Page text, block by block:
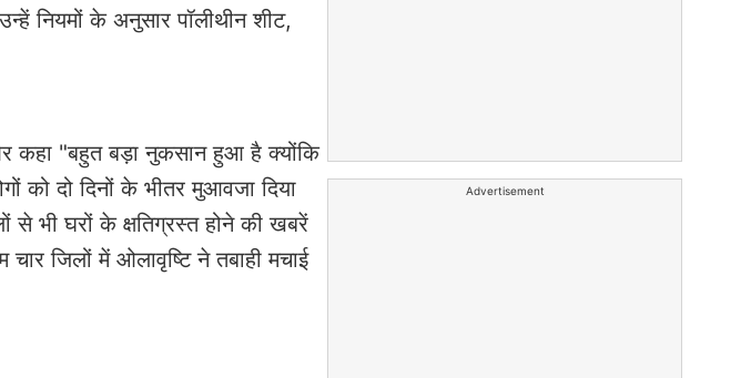
नियमों के अनुसार पॉलीथीन शीट,
कहा "बहुत बड़ा नुकसान हुआ है क्योंकि
को दो दिनों के भीतर मुआवजा दिया
से भी घरों के क्षतिग्रस्त होने की खबरें
जिलों में ओलावृष्टि ने तबाही मचाई
Advertisement